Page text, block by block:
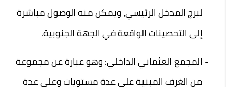
لبرج المدخل الرئيسي، ويمكن منه الوصول مباشرة
إلى التحصينات الواقعة في الجهة الجنوبية.
المجمع العثماني الداخلي: وهو عبارة عن مجموعة
من الغرف المبنية على عدة مستويات وعلى عدة